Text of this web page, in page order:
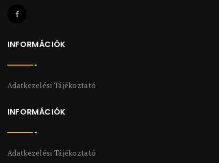
INFORMÁCIÓK
Adatkezelési Tájékoztató
INFORMÁCIÓK
Adatkezelési Tájékoztató